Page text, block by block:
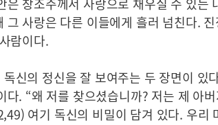
그 사랑은 다른 이들에게 흘러 넘친다.
람이다.
신의 정신을 잘 보여주는 두 장면이 있
다. “왜 저를 찾으셨습니까? 저는 제 아
여기 독신의 비밀이 담겨 있다. 우리